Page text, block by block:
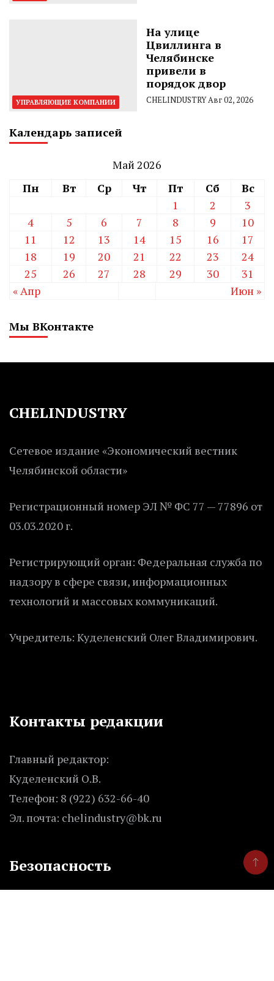
УПРАВЛЯЮЩИЕ КОМПАНИИ
На улице
Цвиллинга в
Челябинске
привели в
порядок двор
CHELINDUSTRYАвг 02, 2026
Календарь записей
Май 2026
Пн
Вт Ср Чт Пт Сб
Вс
1
2
3
4
5 6 7 8 9
10
11
12 13 14 15 16
17
18
19 20 21 22 23
24
25
26 27 28 29 30
31
« Апр
Июн »
Мы ВКонтакте
CHELINDUSTRY
Сетевое издание «Экономический вестник
Челябинской области»
Регистрационный номер ЭЛ № ФС 77 — 77896 от
03.03.2020 г.
Регистрирующий орган: Федеральная служба по
надзору в сфере связи, информационных
технологий и массовых коммуникаций.
Учредитель: Куделенский Олег Владимирович.
Контакты редакции
Главный редактор:
Куделенский О.В.
Телефон: 8 (922) 632-66-40
Эл. почта: chelindustry@bk.ru
Безопасность